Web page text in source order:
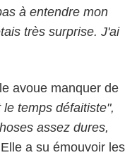
à entendre mon
très surprise. J'ai
avoue manquer de
le temps défaitiste",
assez dures,
Elle a su émouvoir les